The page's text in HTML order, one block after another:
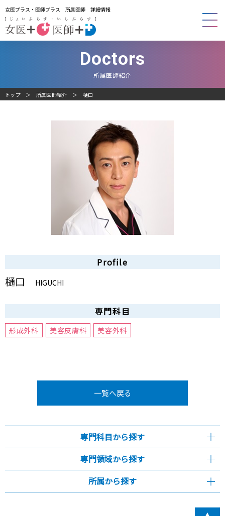
女医プラス・医師プラス 所属医師 詳細情報
Doctors
所属医師紹介
トップ 所属医師紹介 樋口
Profile
樋口 HIGUCHI
専門科目
形成外科 美容皮膚科 美容外科
一覧へ戻る
専門科目から探す
専門領域から探す
所属から探す